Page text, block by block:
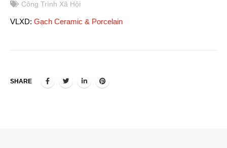
Công Trình Xã Hội
VLXD: Gạch Ceramic & Porcelain
SHARE